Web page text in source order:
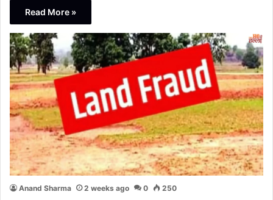
Read More »
Anand Sharma 2 weeks ago 0 250